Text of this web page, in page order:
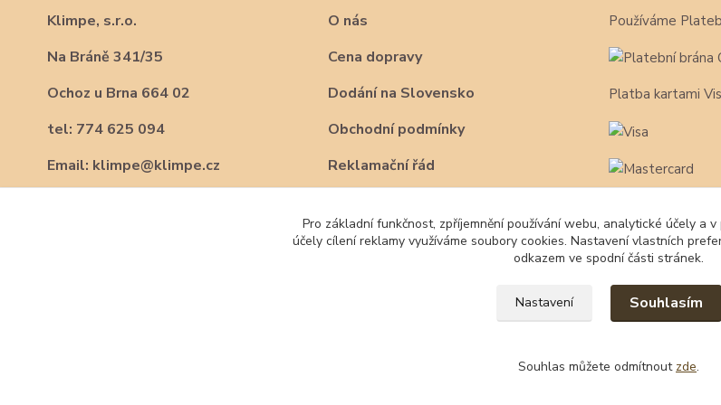
Klimpe, s.r.o.
Na Bráně 341/35
Ochoz u Brna 664 02
tel: 774 625 094
Email: klimpe@klimpe.cz
O nás
Cena dopravy
Dodání na Slovensko
Obchodní podmínky
Reklamační řád
Používáme
Platba kartami
Pro základní funkčnost, zpříjemnění používání webu, analytické účely a
účely cílení reklamy využíváme soubory cookies. Nastavení vlastních
odkazem ve spodní části stránek.
Nastavení Souhlasím
Souhlas můžete odmítnout zde.